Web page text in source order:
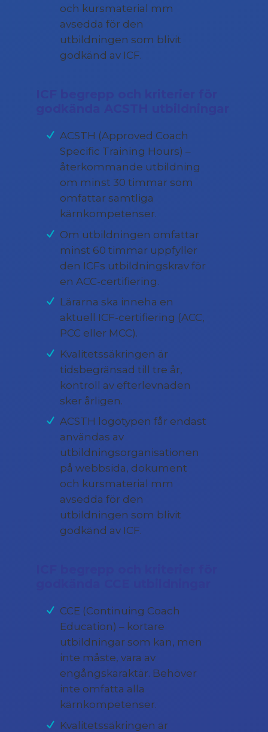
och kursmaterial mm
avsedda för den
utbildningen som blivit
godkänd av ICF.
ACSTH (Approved Coach
Specific Training Hours) –
återkommande utbildning
om minst 30 timmar som
omfattar samtliga
kärnkompetenser.
Om utbildningen omfattar
minst 60 timmar uppfyller
den ICFs utbildningskrav för
en ACC-certifiering.
Lärarna ska inneha en
aktuell ICF-certifiering (ACC,
PCC eller MCC).
Kvalitetssäkringen är
tidsbegränsad till tre år,
kontroll av efterlevnaden
sker årligen.
ACSTH logotypen får endast
användas av
utbildningsorganisationen
på webbsida, dokument
och kursmaterial mm
avsedda för den
utbildningen som blivit
godkänd av ICF.
CCE (Continuing Coach
Education) – kortare
utbildningar som kan, men
inte måste, vara av
engångskaraktär. Behöver
inte omfatta alla
kärnkompetenser.
Kvalitetssäkringen är